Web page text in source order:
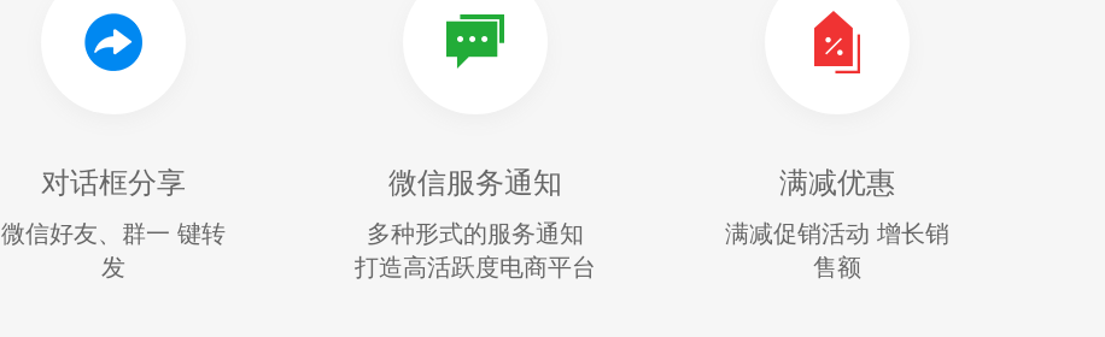
对话框分享
微信好友、群一 键转
发
微信服务通知
多种形式的服务通知
打造高活跃度电商平台
满减优惠
满减促销活动 增长销
售额